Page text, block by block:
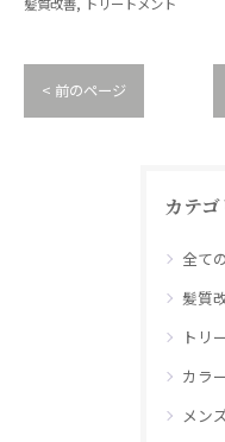
< 前のページ
カテ
全て
髪質
トリ
カラー
メン